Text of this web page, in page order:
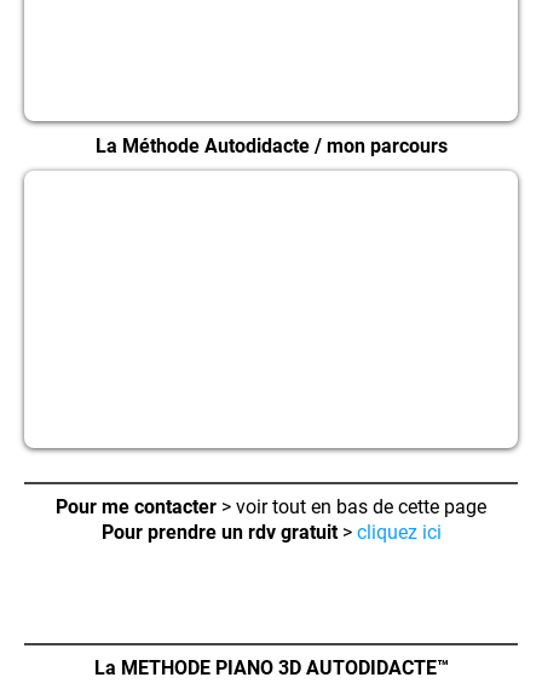
La Méthode Autodidacte / mon parcours
Pour me contacter > voir tout en bas de cette page
Pour prendre un rdv gratuit> cliquez ici
La METHODE PIANO 3D AUTODIDACTE™